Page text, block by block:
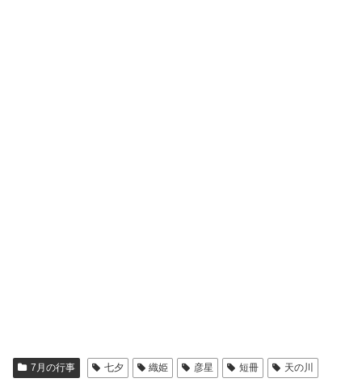
7月の行事 七夕 織姫 彦星 短冊 天の川